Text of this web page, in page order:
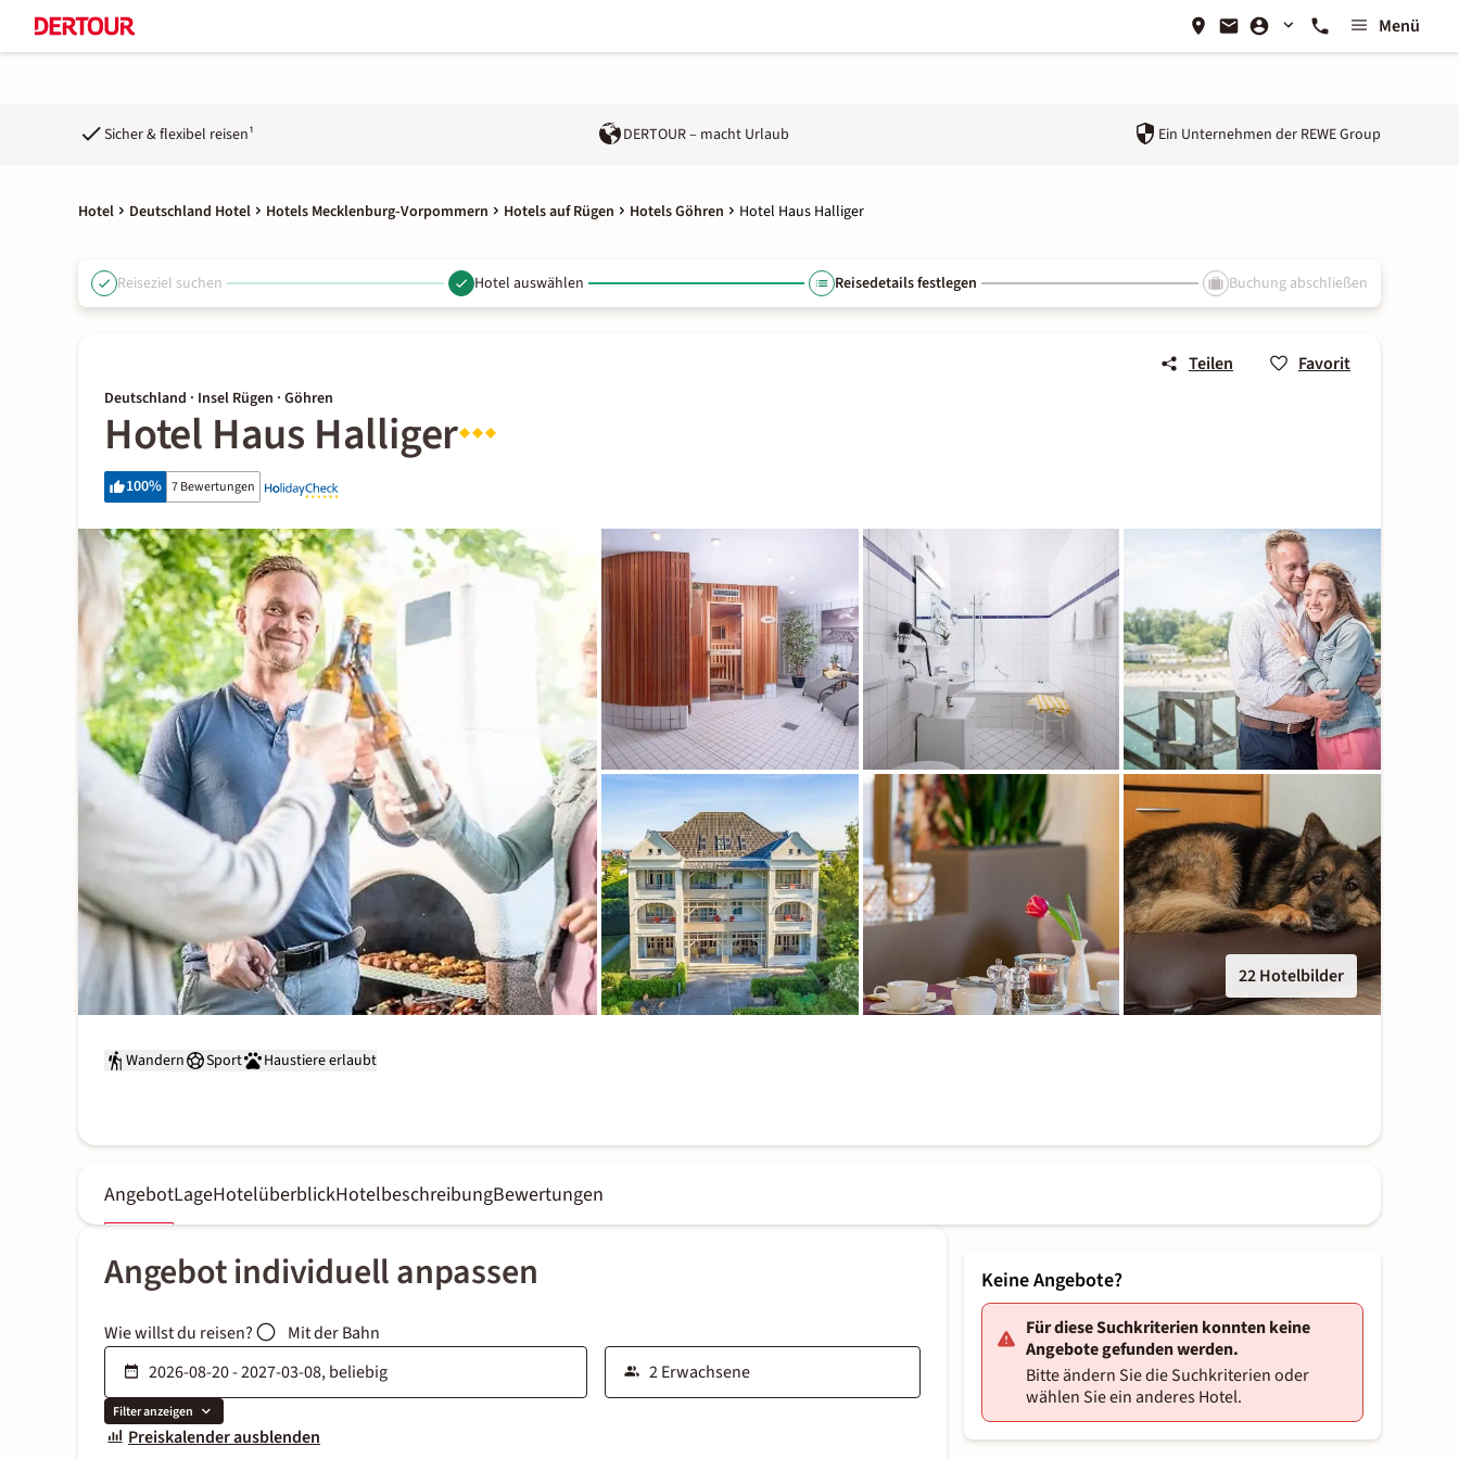
Menü
Sicher & flexibel reisen¹ DERTOUR – macht Urlaub Ein Unternehmen der REWE Group
Hotel Deutschland Hotel Hotels Mecklenburg-Vorpommern Hotels auf Rügen Hotels Göhren Hotel Haus Halliger
Reiseziel suchen Hotel auswählen Reisedetails festlegen Buchung abschließen
Teilen Favorit
Deutschland · Insel Rügen · Göhren
Hotel Haus Halliger
100% 7 Bewertungen
22 Hotelbilder
Wandern Sport Haustiere erlaubt
AngebotLageHotelüberblickHotelbeschreibungBewertungen
Angebot individuell anpassen
Wie willst du reisen? Mit der Bahn
Filter anzeigen
Preiskalender ausblenden
Keine Angebote?
Für diese Suchkriterien konnten keine
Angebote gefunden werden.
Bitte ändern Sie die Suchkriterien oder
wählen Sie ein anderes Hotel.